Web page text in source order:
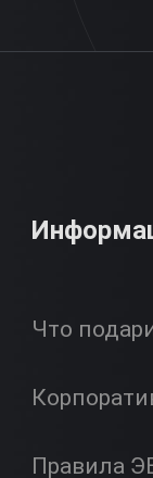
Что
Правила